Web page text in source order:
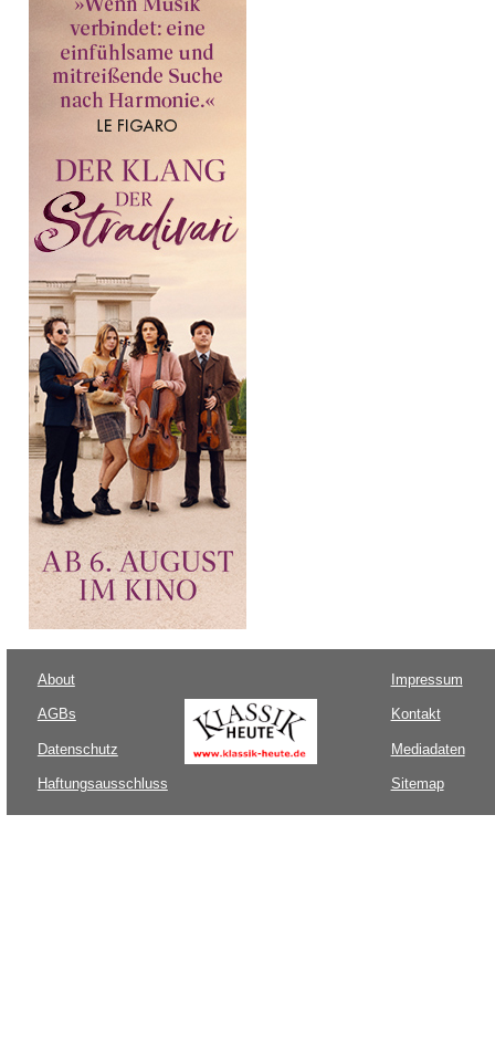
About
AGBs
Datenschutz
Haftungsausschluss
Impressum
Kontakt
Mediadaten
Sitemap